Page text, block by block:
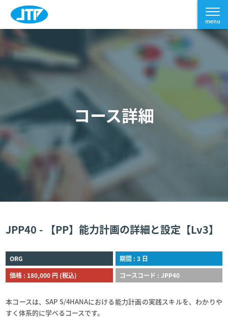
コース詳細
JPP40 - 【PP】能力計画の詳細と設定【Lv3】
ORG
期間 : 3 日
価格 : 180,000 円 (税込)
コースコード : JPP40
本コースは、SAP S/4HANAにおける能力計画の実践スキルを、わかりや
すく体系的に学べるコースです。